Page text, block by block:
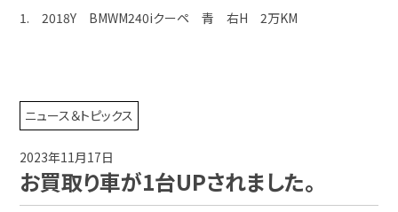
1. 2018Y BMWM240iクーペ 青 右H 2万KM
ニュース＆トピックス
2023年11月17日
お買取り車が1台UPされました。